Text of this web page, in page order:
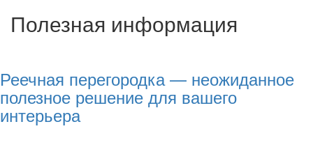
Полезная информация
Реечная перегородка — неожиданное
полезное решение для вашего
интерьера